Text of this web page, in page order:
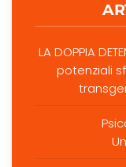
LA DOPPIA
potenziali